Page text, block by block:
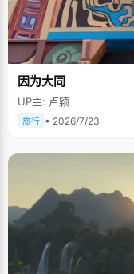
因为大同
UP主: 卢颖
旅行 • 2026/7/23